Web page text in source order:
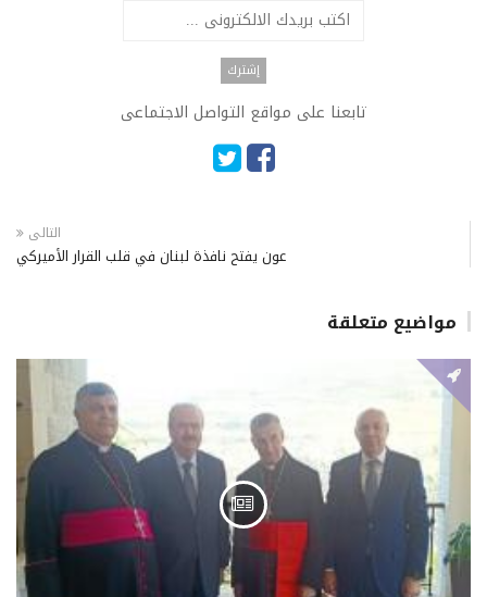
تابعنا على مواقع التواصل الاجتماعى
التالى
عون يفتح نافذة لبنان في قلب القرار الأميركي
مواضيع متعلقة